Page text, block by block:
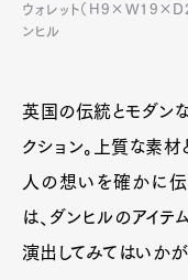
ウォレット（
ンヒル
英国の伝統とモダン
クション。上質な素
人の想いを確かに伝
は、ダンヒルのアイ
演出してみてはいかが